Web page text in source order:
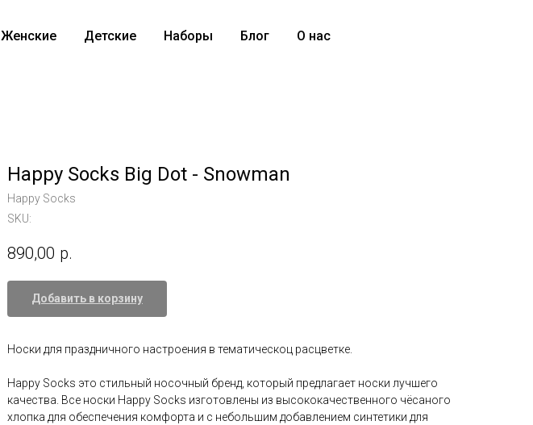
Женские Детские Наборы Блог О нас
Happy Socks Big Dot - Snowman
Happy Socks
SKU:
890,00 р.
Добавить в корзину
Носки для праздничного настроения в тематическоц расцветке.
Happy Socks это стильный носочный бренд, который предлагает носки лучшего
качества. Все носки Happy Soсks изготовлены из высококачественного чёсаного
хлопка для обеспечения комфорта и с небольшим добавлением синтетики для